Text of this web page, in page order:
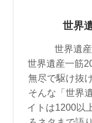
世界
世界遺
世界遺産一筋
無尽で駆け抜
そんな「世界
イトは1200以